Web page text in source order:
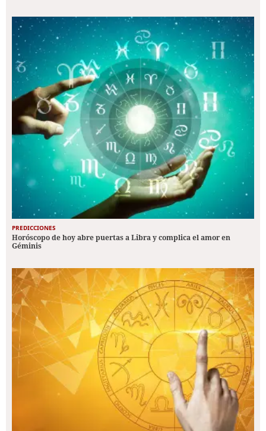
PREDICCIONES
Horóscopo de hoy abre puertas a Libra y complica el amor en
Géminis